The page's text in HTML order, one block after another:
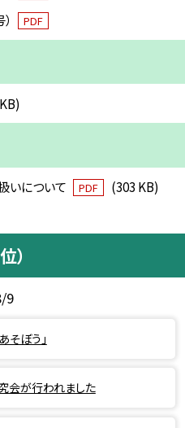
PDF
いについて PDF (303 KB)
）
9
そぼう」
が行われました